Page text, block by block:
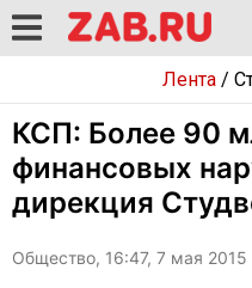
Лента/
КСП: Более 90
финансовых
дирекция
Общество, 16:47, 7 мая 2015